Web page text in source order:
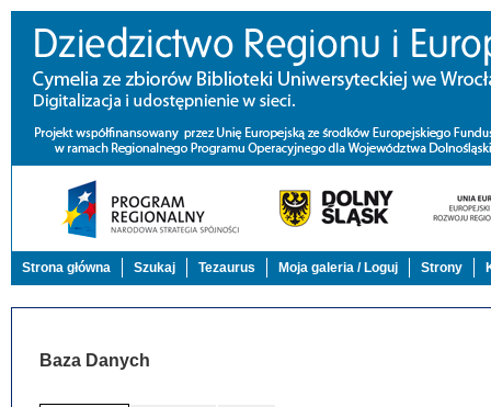
Strona główna Szukaj Tezaurus Moja galeria / Loguj Strony
Baza Danych